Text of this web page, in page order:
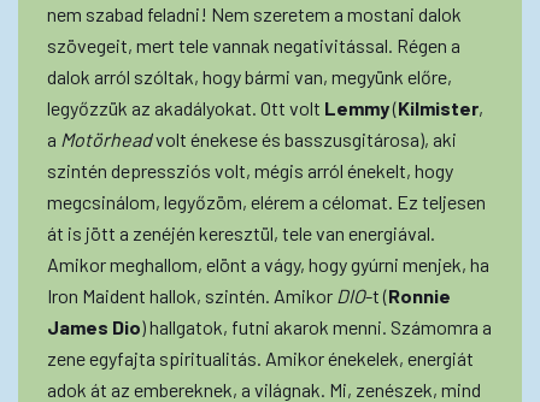
nem szabad feladni! Nem szeretem a mostani dalok
szövegeit, mert tele vannak negativitással. Régen a
dalok arról szóltak, hogy bármi van, megyünk előre,
legyőzzük az akadályokat. Ott volt Lemmy(Kilmister,
a Motörheadvolt énekese és basszusgitárosa), aki
szintén depressziós volt, mégis arról énekelt, hogy
megcsinálom, legyőzöm, elérem a célomat. Ez teljesen
át is jött a zenéjén keresztül, tele van energiával.
Amikor meghallom, elönt a vágy, hogy gyúrni menjek, ha
Iron Maident hallok, szintén. Amikor DIO-t (Ronnie
James Dio) hallgatok, futni akarok menni. Számomra a
zene egyfajta spiritualitás. Amikor énekelek, energiát
adok át az embereknek, a világnak. Mi, zenészek, mind